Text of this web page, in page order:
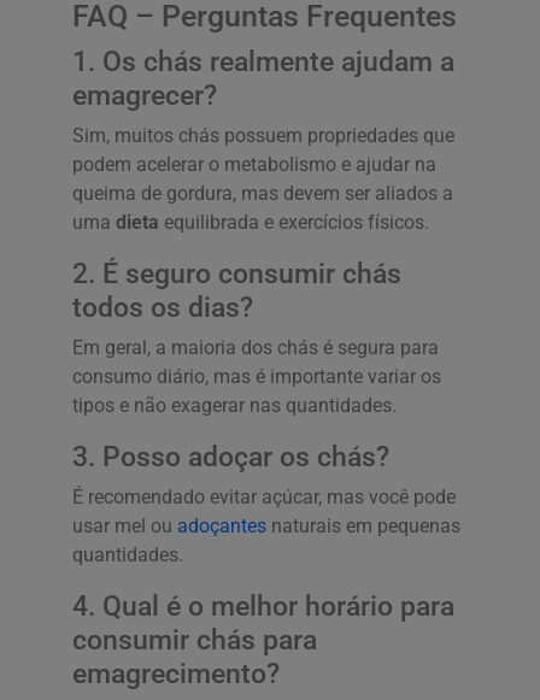
FAQ – Perguntas Frequentes
1. Os chás realmente ajudam a
emagrecer?
Sim, muitos chás possuem propriedades que
podem acelerar o metabolismo e ajudar na
queima de gordura, mas devem ser aliados a
uma dieta equilibrada e exercícios físicos.
2. É seguro consumir chás
todos os dias?
Em geral, a maioria dos chás é segura para
consumo diário, mas é importante variar os
tipos e não exagerar nas quantidades.
3. Posso adoçar os chás?
É recomendado evitar açúcar, mas você pode
usar mel ou adoçantes naturais em pequenas
quantidades.
4. Qual é o melhor horário para
consumir chás para
emagrecimento?